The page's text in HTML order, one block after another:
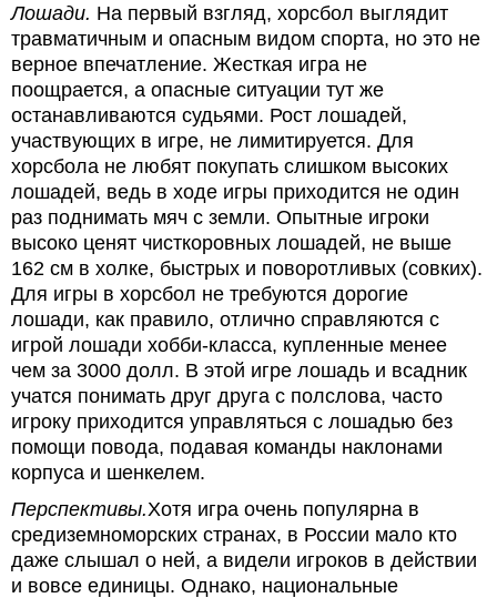
Лошади. На первый взгляд, хорсбол выглядит
травматичным и опасным видом спорта, но это не
верное впечатление. Жесткая игра не
поощрается, а опасные ситуации тут же
останавливаются судьями. Рост лошадей,
участвующих в игре, не лимитируется. Для
хорсбола не любят покупать слишком высоких
лошадей, ведь в ходе игры приходится не один
раз поднимать мяч с земли. Опытные игроки
высоко ценят чисткоровных лошадей, не выше
162 см в холке, быстрых и поворотливых (совких).
Для игры в хорсбол не требуются дорогие
лошади, как правило, отлично справляются с
игрой лошади хобби-класса, купленные менее
чем за 3000 долл. В этой игре лошадь и всадник
учатся понимать друг друга с полслова, часто
игроку приходится управляться с лошадью без
помощи повода, подавая команды наклонами
корпуса и шенкелем.
Перспективы.Хотя игра очень популярна в
средиземноморских странах, в России мало кто
даже слышал о ней, а видели игроков в действии
и вовсе единицы. Однако, национальные